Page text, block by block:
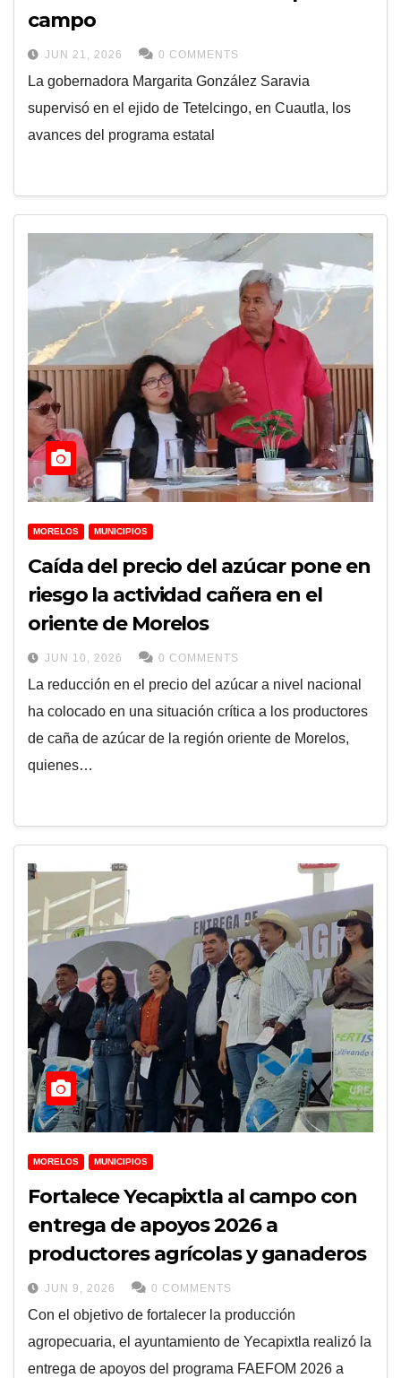
campo
JUN 21, 2026 0 COMMENTS
La gobernadora Margarita González Saravia
supervisó en el ejido de Tetelcingo, en Cuautla, los
avances del programa estatal
MORELOS MUNICIPIOS
Caída del precio del azúcar pone en
riesgo la actividad cañera en el
oriente de Morelos
JUN 10, 2026 0 COMMENTS
La reducción en el precio del azúcar a nivel nacional
ha colocado en una situación crítica a los productores
de caña de azúcar de la región oriente de Morelos,
quienes…
MORELOS MUNICIPIOS
Fortalece Yecapixtla al campo con
entrega de apoyos 2026 a
productores agrícolas y ganaderos
JUN 9, 2026 0 COMMENTS
Con el objetivo de fortalecer la producción
agropecuaria, el ayuntamiento de Yecapixtla realizó la
entrega de apoyos del programa FAEFOM 2026 a